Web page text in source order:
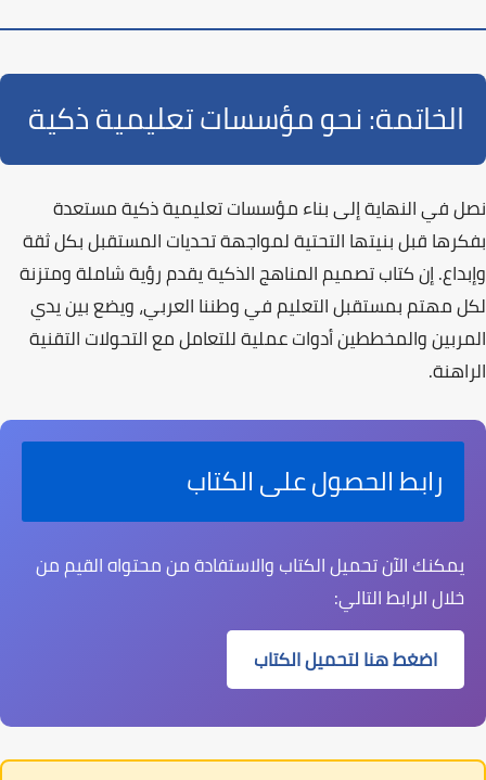
الخاتمة: نحو مؤسسات تعليمية ذكية
نصل في النهاية إلى بناءمؤسسات تعليمية ذكيةمستعدة
بفكرها قبل بنيتها التحتية لمواجهة تحديات المستقبل بكل ثقة
وإبداع. إن كتابتصميم المناهج الذكيةيقدم رؤية شاملة ومتزنة
لكل مهتم بمستقبل التعليم في وطننا العربي، ويضع بين يدي
المربين والمخططين أدوات عملية للتعامل مع التحولات التقنية
الراهنة.
رابط الحصول على الكتاب
يمكنك الآن تحميل الكتاب والاستفادة من محتواه القيم من
خلال الرابط التالي:
اضغط هنا لتحميل الكتاب